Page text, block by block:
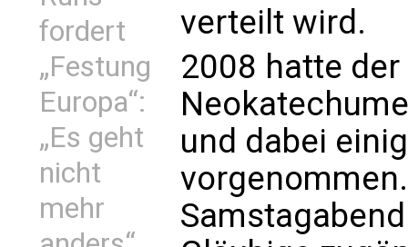
fordert
„Festung
Europa“:
„Es geht
nicht
mehr
verteilt wird.
2008 hatte
und dabei